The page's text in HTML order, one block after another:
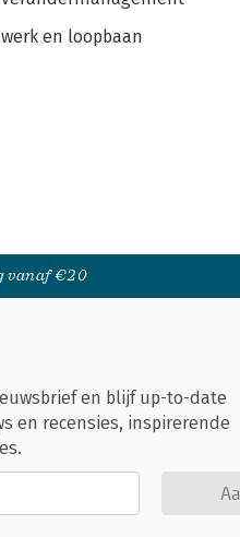
werk en loopbaan
vanaf €20
en blijf up-to-date
en recensies, inspirerende